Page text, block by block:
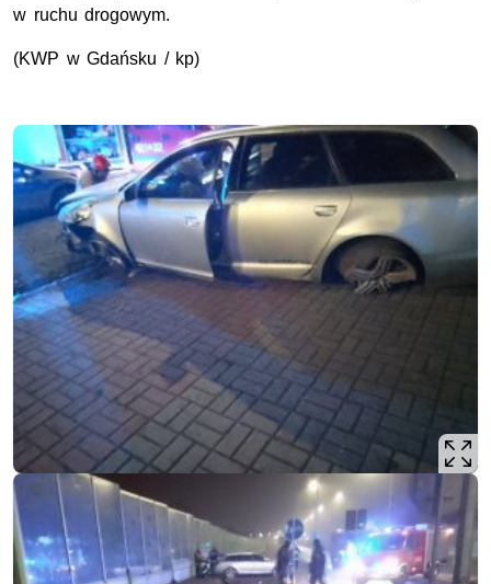
w ruchu drogowym.
(KWP w Gdańsku / kp)